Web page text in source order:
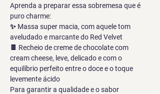
Aprenda a preparar essa sobremesa que é
puro charme:
✨ Massa super macia, com aquele tom
aveludado e marcante do Red Velvet
🍫 Recheio de creme de chocolate com
cream cheese, leve, delicado e com o
equilíbrio perfeito entre o doce e o toque
levemente ácido
Para garantir a qualidade e o sabor